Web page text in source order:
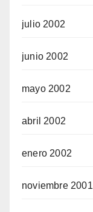
julio 2002
junio 2002
mayo 2002
abril 2002
enero 2002
noviembre 2001